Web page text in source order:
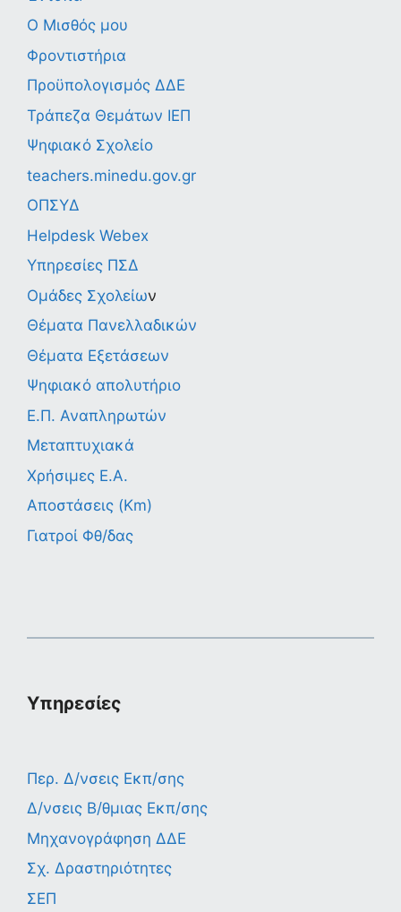
Ο Μισθός μου
Φροντιστήρια
Προϋπολογισμός ΔΔΕ
Τράπεζα Θεμάτων ΙΕΠ
Ψηφιακό Σχολείο
teachers.minedu.gov.gr
ΟΠΣΥΔ
Helpdesk Webex
Υπηρεσίες ΠΣΔ
Ομάδες Σχολείων
Θέματα Πανελλαδικών
Θέματα Εξετάσεων
Ψηφιακό απολυτήριο
Ε.Π. Αναπληρωτών
Μεταπτυχιακά
Χρήσιμες Ε.Α.
Αποστάσεις (Km)
Γιατροί Φθ/δας
Υπηρεσίες
Περ. Δ/νσεις Εκπ/σης
Δ/νσεις Β/θμιας Εκπ/σης
Μηχανογράφηση ΔΔΕ
Σχ. Δραστηριότητες
ΣΕΠ